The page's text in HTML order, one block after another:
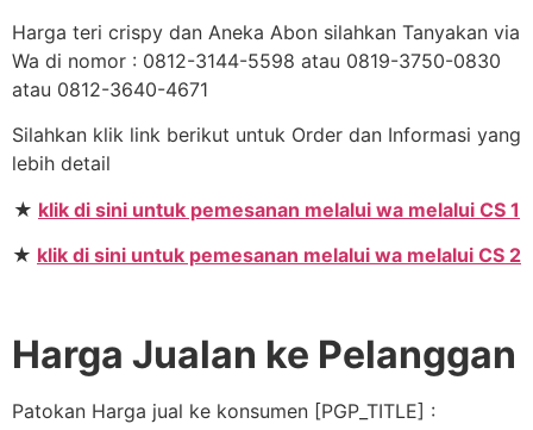
Harga teri crispy dan Aneka Abon silahkan Tanyakan via
Wa di nomor : 0812-3144-5598 atau 0819-3750-0830
atau 0812-3640-4671
Silahkan klik link berikut untuk Order dan Informasi yang
lebih detail
★ klik di sini untuk pemesanan melalui wa melalui CS 1
★ klik di sini untuk pemesanan melalui wa melalui CS 2
Harga Jualan ke Pelanggan
Patokan Harga jual ke konsumen [PGP_TITLE] :